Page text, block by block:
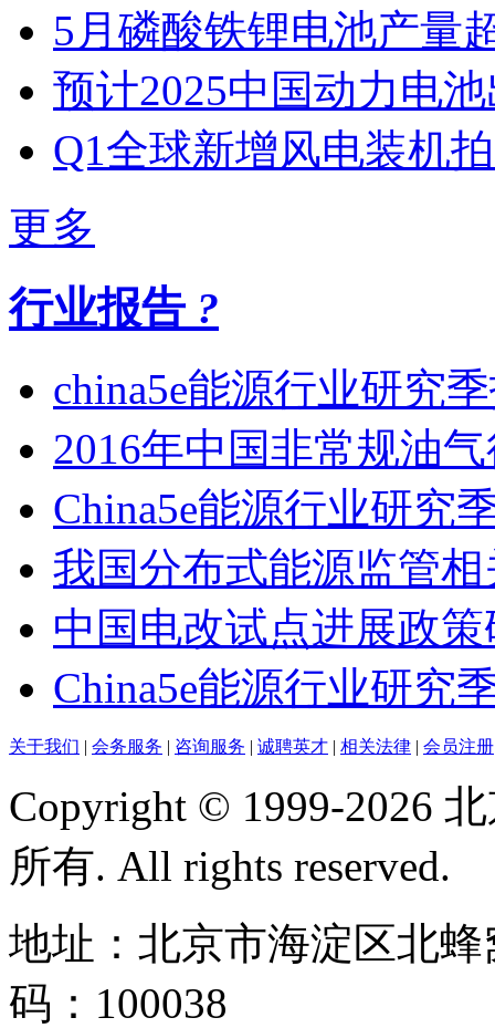
5月磷酸铁锂电池产量
预计2025中国动力电
Q1全球新增风电装机
更多
行业报告 ?
china5e能源行业研究
2016年中国非常规油
China5e能源行业研
我国分布式能源监管
中国电改试点进展政
China5e能源行业研究
关于我们 | 会务服务 | 咨询服务 | 诚聘英才 | 相关法律 | 会员注册
Copyright © 1999-2026
所有. All rights reserved.
地址：北京市海淀区北
码：100038